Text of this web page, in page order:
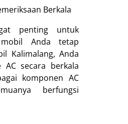
Berkala
penting untuk
Anda tetap
Kalimalang, Anda
AC secara berkala
komponen AC
berfungsi